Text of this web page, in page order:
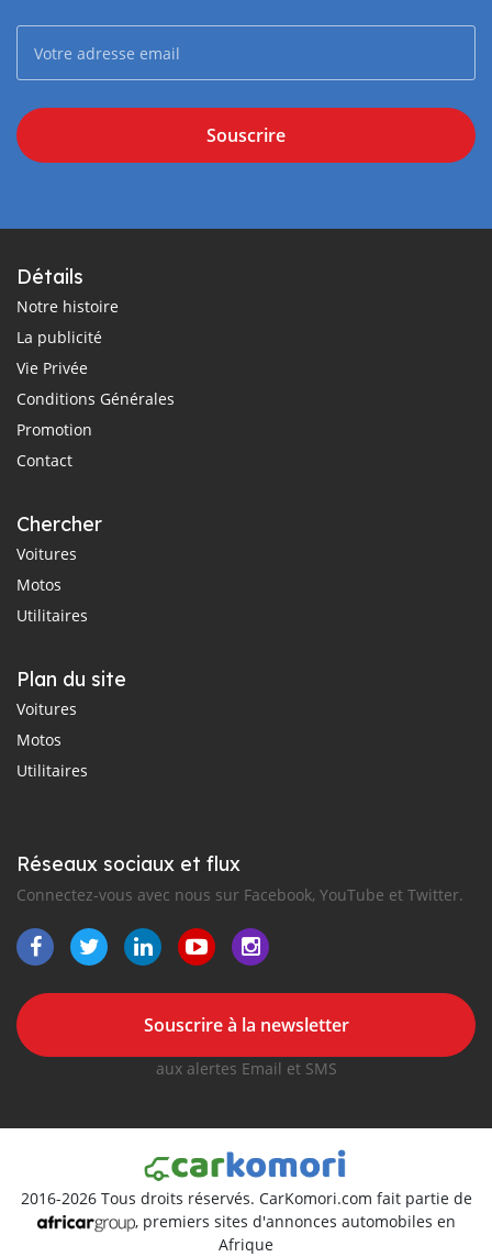
Souscrire
Détails
Notre histoire
La publicité
Vie Privée
Conditions Générales
Promotion
Contact
Chercher
Voitures
Motos
Utilitaires
Plan du site
Voitures
Motos
Utilitaires
Réseaux sociaux et flux
Connectez-vous avec nous sur Facebook, YouTube et Twitter.
Souscrire à la newsletter
aux alertes Email et SMS
2016-2026 Tous droits réservés. CarKomori.com fait partie de
, premiers sites d'annonces automobiles en
Afrique